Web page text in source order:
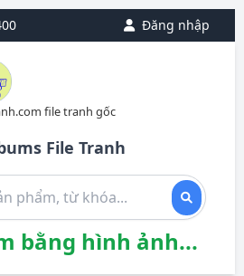
Đăng nhập
file tranh gốc
File Tranh
bằng hình ảnh...